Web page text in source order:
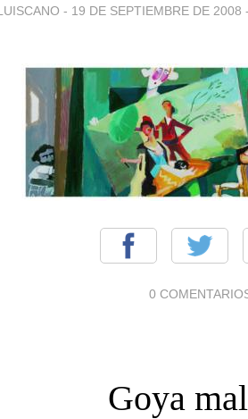
- 19 DE SEPTIEMBRE DE 2008
0
Goya